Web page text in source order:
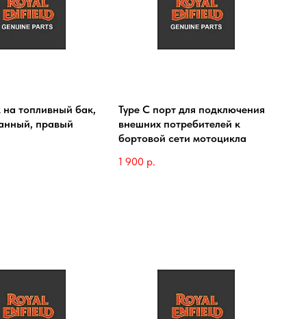
на топливный бак,
правый
Type C порт для подключения
внешних потребителей к
бортовой сети мотоцикла
1 900 р.